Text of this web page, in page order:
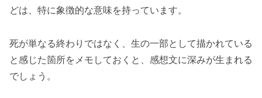
どは、特に象徴的な意味を持っています。
死が単なる終わりではなく、生の一部として描かれている
と感じた箇所をメモしておくと、感想文に深みが生まれる
でしょう。